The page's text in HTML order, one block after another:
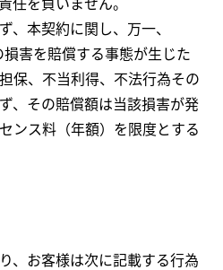
任を負いません。
、本契約に関し、万一、
害を賠償する事態が生じた
保、不当利得、不法行為その
、その賠償額は当該損害が発
ンス料（年額）を限度とする
、お客様は次に記載する行為